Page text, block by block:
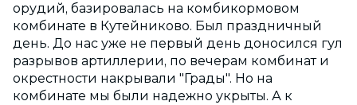
орудий, базировалась на комбикормовом
комбинате в Кутейниково. Был праздничный
день. До нас уже не первый день доносился гул
разрывов артиллерии, по вечерам комбинат и
окрестности накрывали "Грады". Но на
комбинате мы были надежно укрыты. А к